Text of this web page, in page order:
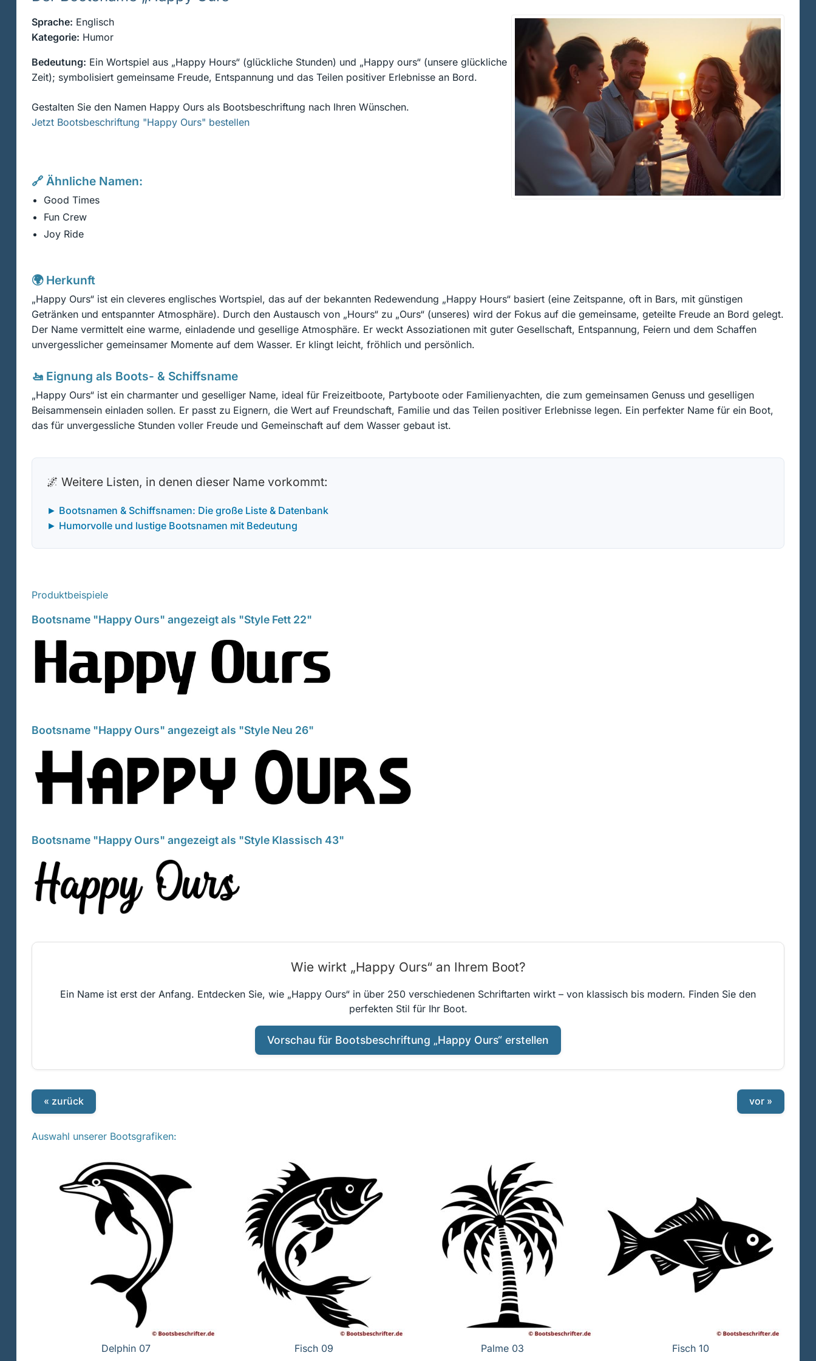
Sprache: Englisch
Kategorie: Humor
Bedeutung: Ein Wortspiel aus „Happy Hours“ (glückliche Stunden) und „Happy ours“ (unsere glückliche
Zeit); symbolisiert gemeinsame Freude, Entspannung und das Teilen positiver Erlebnisse an Bord.
Gestalten Sie den Namen Happy Ours als Bootsbeschriftung nach Ihren Wünschen.
Jetzt Bootsbeschriftung "Happy Ours" bestellen
🔗 Ähnliche Namen:
Good Times
Fun Crew
Joy Ride
🌍 Herkunft
„Happy Ours“ ist ein cleveres englisches Wortspiel, das auf der bekannten Redewendung „Happy Hours“ basiert (eine Zeitspanne, oft in Bars, mit günstigen
Getränken und entspannter Atmosphäre). Durch den Austausch von „Hours“ zu „Ours“ (unseres) wird der Fokus auf die gemeinsame, geteilte Freude an Bord gelegt.
Der Name vermittelt eine warme, einladende und gesellige Atmosphäre. Er weckt Assoziationen mit guter Gesellschaft, Entspannung, Feiern und dem Schaffen
unvergesslicher gemeinsamer Momente auf dem Wasser. Er klingt leicht, fröhlich und persönlich.
🚤 Eignung als Boots- & Schiffsname
„Happy Ours“ ist ein charmanter und geselliger Name, ideal für Freizeitboote, Partyboote oder Familienyachten, die zum gemeinsamen Genuss und geselligen
Beisammensein einladen sollen. Er passt zu Eignern, die Wert auf Freundschaft, Familie und das Teilen positiver Erlebnisse legen. Ein perfekter Name für ein Boot,
das für unvergessliche Stunden voller Freude und Gemeinschaft auf dem Wasser gebaut ist.
🌌 Weitere Listen, in denen dieser Name vorkommt:
► Bootsnamen & Schiffsnamen: Die große Liste & Datenbank
► Humorvolle und lustige Bootsnamen mit Bedeutung
Produktbeispiele
Bootsname "Happy Ours" angezeigt als "Style Fett 22"
Bootsname "Happy Ours" angezeigt als "Style Neu 26"
Bootsname "Happy Ours" angezeigt als "Style Klassisch 43"
Wie wirkt „Happy Ours“ an Ihrem Boot?
Ein Name ist erst der Anfang. Entdecken Sie, wie „Happy Ours“ in über 250 verschiedenen Schriftarten wirkt – von klassisch bis modern. Finden Sie den
perfekten Stil für Ihr Boot.
Vorschau für Bootsbeschriftung „Happy Ours“ erstellen
« zurück vor »
Auswahl unserer Bootsgrafiken:
Delphin 07
Fisch 09
Palme 03
Fisch 10